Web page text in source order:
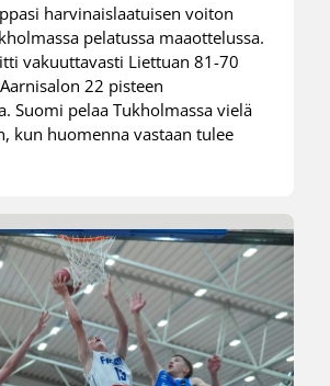
harvinaislaatuisen voiton
pelatussa maaottelussa.
vakuuttavasti Liettuan 81-70
22 pisteen
Suomi pelaa Tukholmassa vielä
kun huomenna vastaan tulee